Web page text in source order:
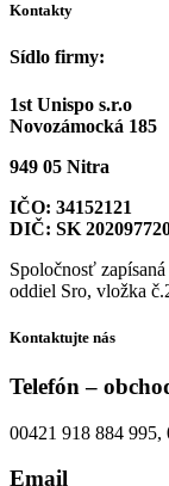
Kontakty
Sídlo firmy:
1st Unispo s.r.o
Novozámocká 185
949 05 Nitra
IČO: 34152121
DIČ: SK
Spoločnosť
oddiel Sro, vložka
Kontaktujte nás
Telefón –
00421 918 884 995,
Email